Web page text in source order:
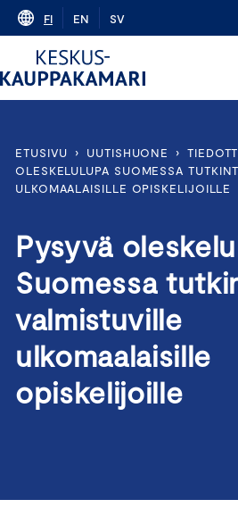
Skip
content
FI EN SV
ETUSIVU › UUTISHUONE ›
OLESKELULUPA SUOMESSA
ULKOMAALAISILLE OPISKELIJOILLE
Pysyvä
Suomessa
valmistuville
ulkomaalaisille
opiskelijoille